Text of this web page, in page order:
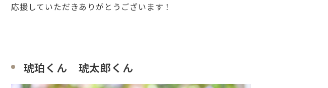
応援していただきありがとうございます！
琥珀くん 琥太郎くん